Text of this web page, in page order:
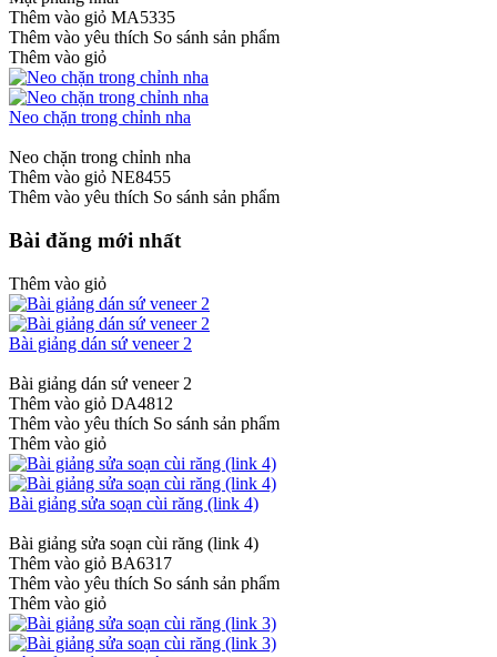
Thêm vào giỏ MA5335
Thêm vào yêu thích So sánh sản phẩm
Thêm vào giỏ
Neo chặn trong chỉnh nha
Neo chặn trong chỉnh nha
Thêm vào giỏ NE8455
Thêm vào yêu thích So sánh sản phẩm
Bài đăng mới nhất
Thêm vào giỏ
Bài giảng dán sứ veneer 2
Bài giảng dán sứ veneer 2
Thêm vào giỏ DA4812
Thêm vào yêu thích So sánh sản phẩm
Thêm vào giỏ
Bài giảng sửa soạn cùi răng (link 4)
Bài giảng sửa soạn cùi răng (link 4)
Thêm vào giỏ BA6317
Thêm vào yêu thích So sánh sản phẩm
Thêm vào giỏ